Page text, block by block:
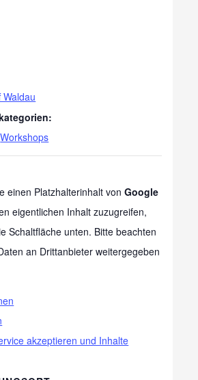
Waldau
Workshops
einen Platzhalterinhalt vonGoogle
eigentlichen Inhalt zuzugreifen,
Schaltfläche unten. Bitte beachten
an Drittanbieter weitergegeben
akzeptieren und Inhalte